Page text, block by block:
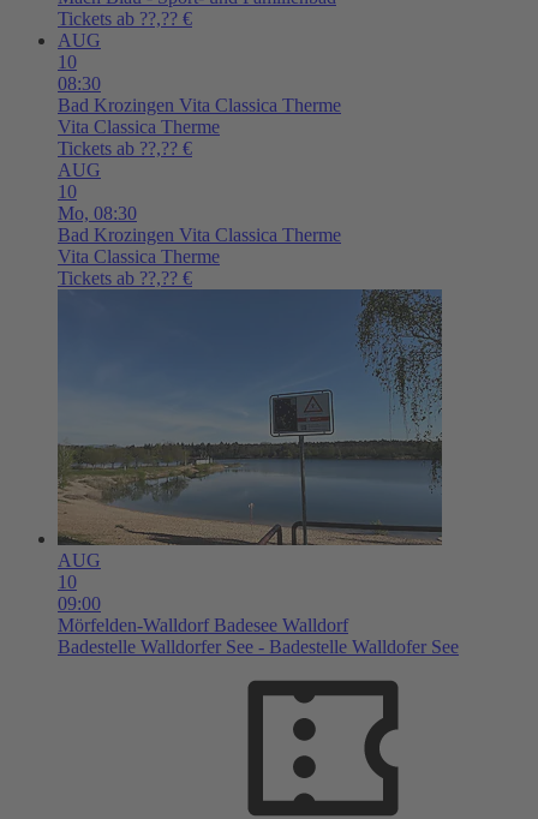
Tickets ab ??,?? €
AUG
10
08:30
Bad Krozingen Vita Classica Therme
Vita Classica Therme
Tickets ab ??,?? €
AUG
10
Mo, 08:30
Bad Krozingen Vita Classica Therme
Vita Classica Therme
Tickets ab ??,?? €
AUG
10
09:00
Mörfelden-Walldorf Badesee Walldorf
Badestelle Walldorfer See - Badestelle Walldofer See